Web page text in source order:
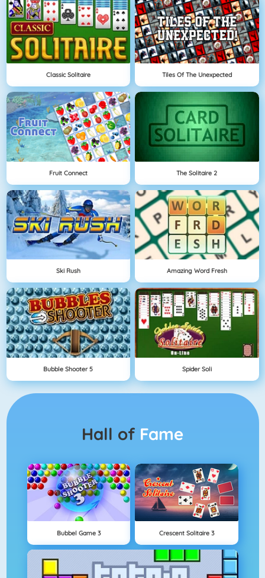
Classic Solitaire Tiles Of The Unexpected
Fruit Connect The Solitaire 2
Ski Rush Amazing Word Fresh
Bubble Shooter 5 Spider Soli
Hall of Fame
Bubbel Game 3 Crescent Solitaire 3